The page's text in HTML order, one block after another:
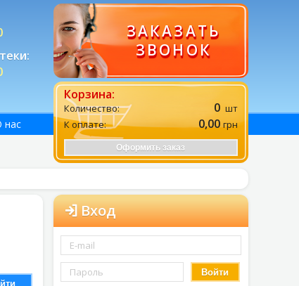
ЗАКАЗАТЬ
ЗВОНОК
Корзина:
Количество: 0 шт
К оплате:
0,00 грн
Оформить заказ
нас
Вход
Войти